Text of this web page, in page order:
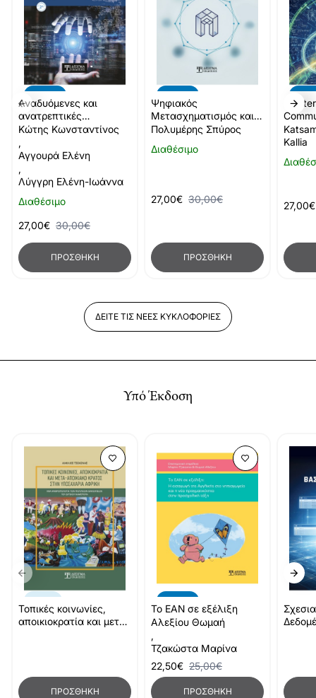
Διαθέσιμο
Αναδυόμενες και
ανατρεπτικές
τεχνολογίες σε
(2η έκδοση)
Κώτης Κωνσταντίνος
,
Αγγουρά Ελένη
,
Λύγγρη Ελένη-Ιωάννα
27,00€ 30,00€
ΠΡΟΣΘΉΚΗ
Διαθέσιμο
Ψηφιακός
Μετασχηματισμός και
νέες τεχνολογίες
Πολυμέρης Σπύρος
27,00€ 30,00€
ΠΡΟΣΘΉΚΗ
Kallia
27,00€
ΔΕΊΤΕ ΤΙΣ ΝΈΕΣ ΚΥΚΛΟΦΟΡΊΕΣ
Υπό Έκδοση
Νέο
Τοπικές κοινωνίες,
αποικιοκρατία και μετά-
ΠΡΟΣΘΉΚΗ
-10%
Το ΕΑΝ σε εξέλιξη
Αλεξίου Θωμαή
,
Τζακώστα Μαρίνα
22,50€ 25,00€
ΠΡΟΣΘΉΚΗ